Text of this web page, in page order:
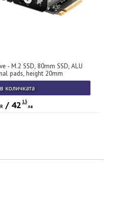
- M.2 SSD, 80mm SSD, ALU
pads, height 20mm
количката
/ 42 13
лв